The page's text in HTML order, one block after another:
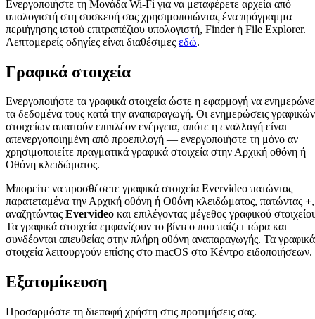
Ενεργοποιήστε τη Μονάδα Wi-Fi για να μεταφέρετε αρχεία από
υπολογιστή στη συσκευή σας χρησιμοποιώντας ένα πρόγραμμα
περιήγησης ιστού επιτραπέζιου υπολογιστή, Finder ή File Explorer.
Λεπτομερείς οδηγίες είναι διαθέσιμες εδώ.
Γραφικά στοιχεία
Ενεργοποιήστε τα γραφικά στοιχεία ώστε η εφαρμογή να
τα δεδομένα τους κατά την αναπαραγωγή. Οι ενημερώσεις γραφικών
στοιχείων απαιτούν επιπλέον ενέργεια, οπότε η εναλλαγή είναι
απενεργοποιημένη από προεπιλογή — ενεργοποιήστε τη μόνο αν
χρησιμοποιείτε πραγματικά γραφικά στοιχεία στην Αρχική οθόνη ή
Οθόνη κλειδώματος.
Μπορείτε να προσθέσετε γραφικά στοιχεία Evervideo πατώντας
παρατεταμένα την Αρχική οθόνη ή Οθόνη κλειδώματος, πατώντας +,
αναζητώντας Evervideo και επιλέγοντας μέγεθος γραφικού
Τα γραφικά στοιχεία εμφανίζουν το βίντεο που παίζει τώρα και
συνδέονται απευθείας στην πλήρη οθόνη αναπαραγωγής. Τα γραφικά
στοιχεία λειτουργούν επίσης στο macOS στο Κέντρο ειδοποιήσεων.
Εξατομίκευση
Προσαρμόστε τη διεπαφή χρήστη στις προτιμήσεις σας.